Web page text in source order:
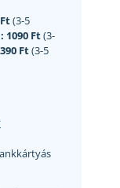
(3-5
1090 Ft(3-
Ft(3-5